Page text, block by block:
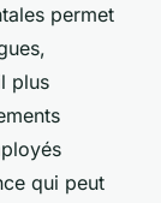
permet
plus
qui peut